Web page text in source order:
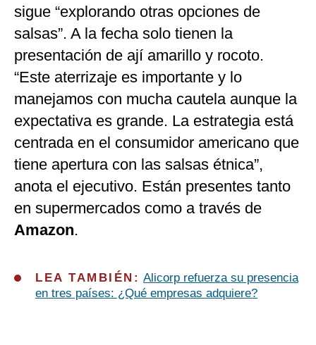
sigue “explorando otras opciones de
salsas”. A la fecha solo tienen la
presentación de ají amarillo y rocoto.
“Este aterrizaje es importante y lo
manejamos con mucha cautela aunque la
expectativa es grande. La estrategia está
centrada en el consumidor americano que
tiene apertura con las salsas étnica”,
anota el ejecutivo. Están presentes tanto
en supermercados como a través de
Amazon.
LEA TAMBIÉN: Alicorp refuerza su presencia
en tres países: ¿Qué empresas adquiere?